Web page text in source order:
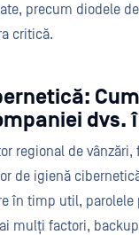
precum diodele
critică.
dvs.
regional de vânzări,
de igienă
în timp util, parolele
mulți factori,